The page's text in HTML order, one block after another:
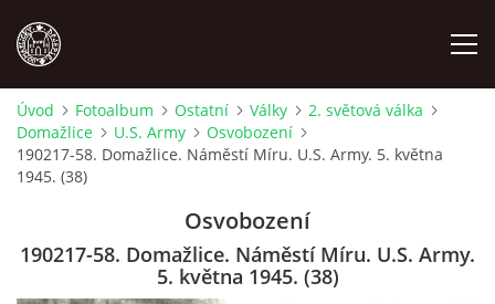
MÍSTOPIS
OSOBNOSTI
Úvod Fotoalbum Ostatní Války
2. světová válka
Domažlice
U.S. Army
Osvobození
190217-58. Domažlice. Náměstí Míru. U.S. Army. 5. května
1945. (38)
Osvobození
190217-58. Domažlice. Náměstí Míru. U.S. Army.
5. května 1945. (38)